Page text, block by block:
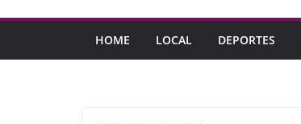
HOME LOCAL DEPORTES